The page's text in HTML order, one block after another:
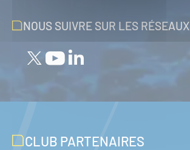
NOUS SUIVRE SUR LES RÉSEAUX
CLUB PARTENAIRES